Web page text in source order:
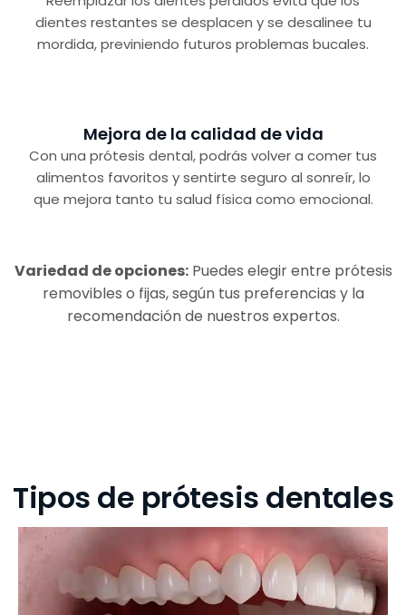
dientes restantes se desplacen y se desalinee tu
mordida, previniendo futuros problemas bucales.
Mejora de la calidad de vida
Con una prótesis dental, podrás volver a comer tus
alimentos favoritos y sentirte seguro al sonreír, lo
que mejora tanto tu salud física como emocional.
Variedad de opciones:Puedes elegir entre prótesis
removibles o fijas, según tus preferencias y la
recomendación de nuestros expertos.
Tipos de prótesis dentales